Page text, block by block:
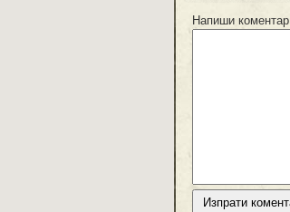
Напиши коментар